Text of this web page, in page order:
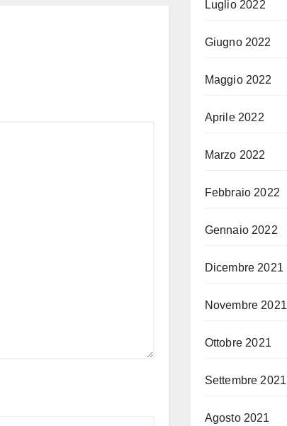
Luglio 2022
Giugno 2022
Maggio 2022
Aprile 2022
Marzo 2022
Febbraio 2022
Gennaio 2022
Dicembre 2021
Novembre 2021
Ottobre 2021
Settembre 2021
Agosto 2021